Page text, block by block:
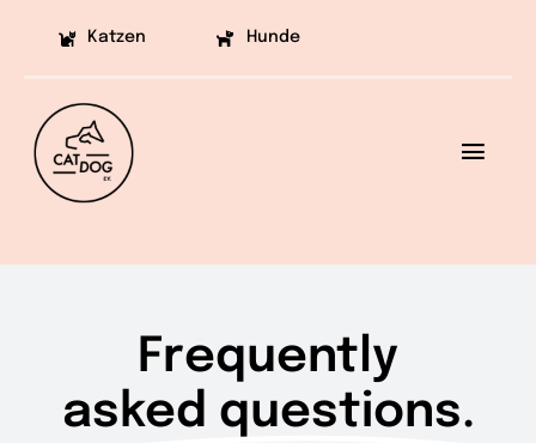
Katzen Hunde
Helfen
Frequently
asked questions.